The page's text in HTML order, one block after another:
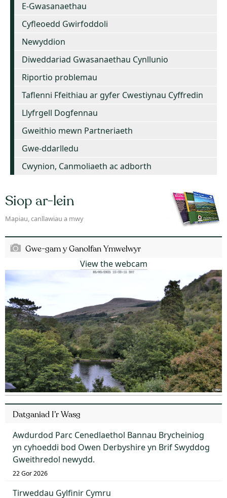
E-Gwasanaethau
Cyfleoedd Gwirfoddoli
Newyddion
Diweddariad Gwasanaethau Cynllunio
Riportio problemau
Taflenni Ffeithiau ar gyfer Cwestiynau Cyffredin
Llyfrgell Dogfennau
Gweithio mewn Partneriaeth
Gwe-ddarlledu
Cwynion, Canmoliaeth ac adborth
Siop ar-lein
Mapiau, canllawiau a mwy
Gwe-gam y Ganolfan Ymwelwyr
View the webcam
Datganiad I’r Wasg
Awdurdod Parc Cenedlaethol Bannau Brycheiniog
yn cyhoeddi bod Owen Derbyshire yn Brif Swyddog
Gweithredol newydd.
22 Gor 2026
Tirweddau Gylfinir Cymru